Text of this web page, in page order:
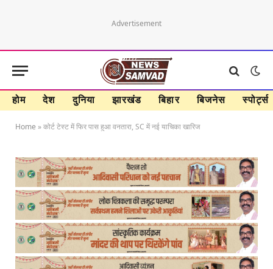
Advertisement
होम देश दुनिया झारखंड बिहार बिजनेस स्पोर्ट्स
Home »कोर्ट टेस्ट में फिर पास हुआ वनतारा, SC में नई याचिका खारिज